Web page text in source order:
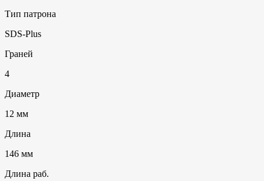
Тип патрона
SDS-Plus
Граней
4
Диаметр
12 мм
Длина
146 мм
Длина раб.